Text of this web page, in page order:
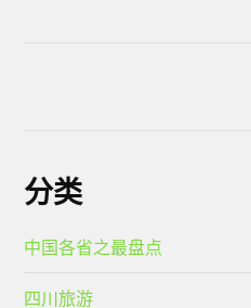
分类
中国各省之最盘点
四川旅游